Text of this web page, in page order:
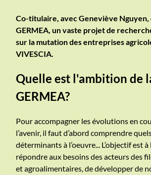
Co-titulaire, avec Geneviève Nguyen,
GERMEA, un vaste projet de
sur la mutation des entreprises
VIVESCIA.
Quelle est l'ambition de
GERMEA?
Pour accompagner les évolutions en
l’avenir, il faut d’abord comprendre
déterminants à l’oeuvre... L’objectif est
répondre aux besoins des acteurs des
et agroalimentaires, de développer de